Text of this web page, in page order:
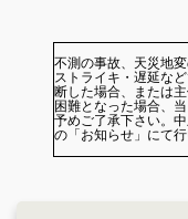
不測の事故、天災地
ストライキ・遅延な
断した場合、または
困難となった場合、
予めご了承下さい。
の「お知らせ」にて行